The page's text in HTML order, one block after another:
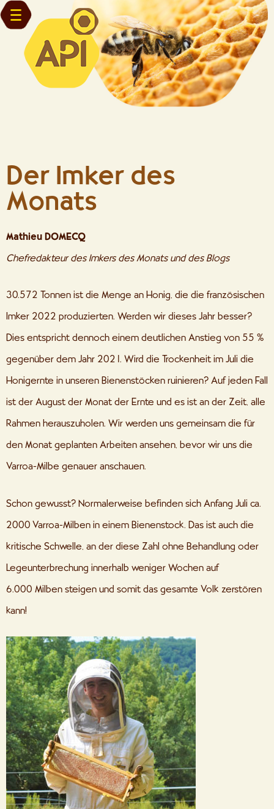
Der Imker des
Monats
Mathieu DOMECQ
Chefredakteur des Imkers des Monats und des Blogs
30.572 Tonnen ist die Menge an Honig, die die französischen
Imker 2022 produzierten. Werden wir dieses Jahr besser?
Dies entspricht dennoch einem deutlichen Anstieg von 55 %
gegenüber dem Jahr 2021. Wird die Trockenheit im Juli die
Honigernte in unseren Bienenstöcken ruinieren? Auf jeden Fall
ist der August der Monat der Ernte und es ist an der Zeit, alle
Rahmen herauszuholen. Wir werden uns gemeinsam die für
den Monat geplanten Arbeiten ansehen, bevor wir uns die
Varroa-Milbe genauer anschauen.
Schon gewusst? Normalerweise befinden sich Anfang Juli ca.
2000 Varroa-Milben in einem Bienenstock. Das ist auch die
kritische Schwelle, an der diese Zahl ohne Behandlung oder
Legeunterbrechung innerhalb weniger Wochen auf
6.000 Milben steigen und somit das gesamte Volk zerstören
kann!